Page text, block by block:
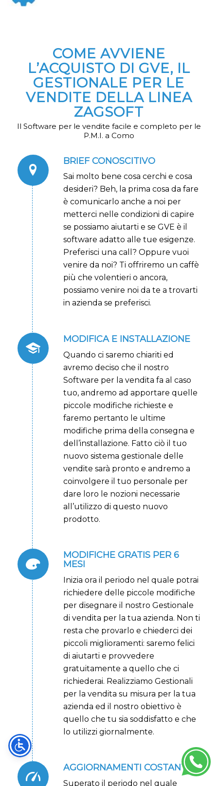
COME AVVIENE
L’ACQUISTO DI GVE, IL
GESTIONALE PER LE
VENDITE DELLA LINEA
ZAGSOFT
Il Software per le vendite facile e completo per le
P.M.I. a Como
BRIEF CONOSCITIVO
Sai molto bene cosa cerchi e cosa
desideri? Beh, la prima cosa da fare
è comunicarlo anche a noi per
metterci nelle condizioni di capire
se possiamo aiutarti e se GVE è il
software adatto alle tue esigenze.
Preferisci una call? Oppure vuoi
venire da noi? Ti offriremo un caffè
più che volentieri o ancora,
possiamo venire noi da te a trovarti
in azienda se preferisci.
MODIFICA E INSTALLAZIONE
Quando ci saremo chiariti ed
avremo deciso che il nostro
Software per la vendita fa al caso
tuo, andremo ad apportare quelle
piccole modifiche richieste e
faremo pertanto le ultime
modifiche prima della consegna e
dell’installazione. Fatto ciò il tuo
nuovo sistema gestionale delle
vendite sarà pronto e andremo a
coinvolgere il tuo personale per
dare loro le nozioni necessarie
all’utilizzo di questo nuovo
prodotto.
MODIFICHE GRATIS PER 6
MESI
Inizia ora il periodo nel quale potrai
richiedere delle piccole modifiche
per disegnare il nostro Gestionale
di vendita per la tua azienda. Non ti
resta che provarlo e chiederci dei
piccoli miglioramenti: saremo felici
di aiutarti e provvedere
gratuitamente a quello che ci
richiederai. Realizziamo Gestionali
per la vendita su misura per la tua
azienda ed il nostro obiettivo è
quello che tu sia soddisfatto e che
lo utilizzi giornalmente.
AGGIORNAMENTI COSTANTI
Superato il periodo nel quale